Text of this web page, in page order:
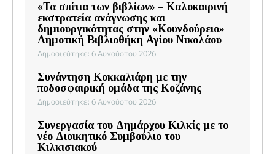
«Τα σπίτια των βιβλίων» – Καλοκαιρινή
εκστρατεία ανάγνωσης και
δημιουργικότητας στην «Κουνδούρειο»
Δημοτική Βιβλιοθήκη Αγίου Νικολάου
Δημοσιεύτηκε: 6 Αυγούστου 2026
Συνάντηση Κοκκαλιάρη με την
ποδοσφαιρική ομάδα της Κοζάνης
Δημοσιεύτηκε: 6 Αυγούστου 2026
Συνεργασία του Δημάρχου Κιλκίς με το
νέο Διοικητικό Συμβούλιο του
Κιλκισιακού